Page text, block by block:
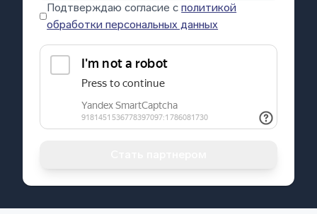
Подтверждаю согласие сполитикой
обработки персональных данных